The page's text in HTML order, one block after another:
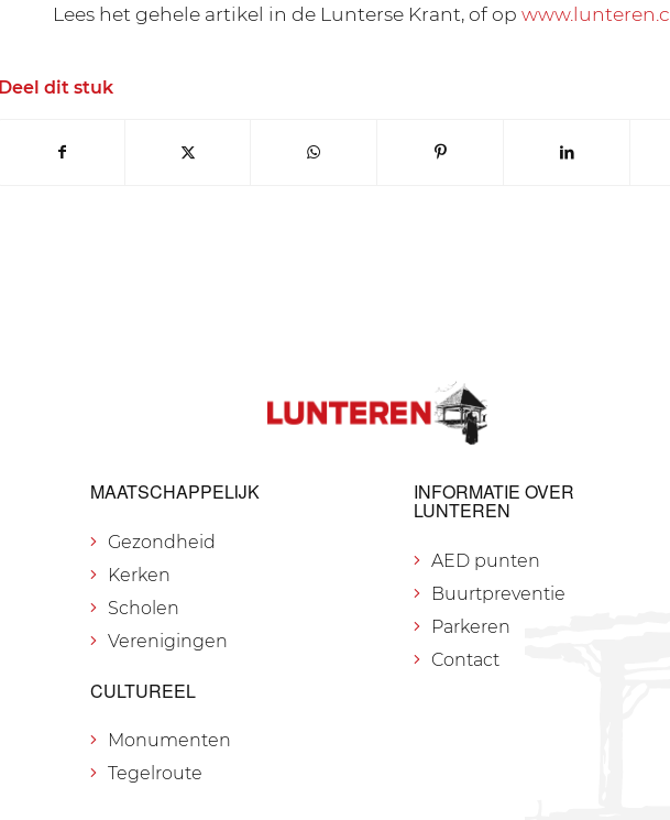
Lees het gehele artikel in de Lunterse Krant, of op
Deel dit stuk
MAATSCHAPPELIJK
Gezondheid
Kerken
Scholen
Verenigingen
CULTUREEL
Monumenten
Tegelroute
INFORMATIE OVER
LUNTEREN
AED punten
Buurtpreventie
Parkeren
Contact